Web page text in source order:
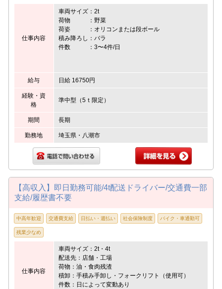
仕事内容
車両サイズ：2t
荷物 ：野菜
荷姿 ：オリコンまたは段ボール
積み降ろし：バラ
件数 ：3〜4件/日
給与 日給 16750円
経験・資
格
準中型（5ｔ限定）
期間 長期
勤務地 埼玉県・八潮市
【高収入】即日勤務可能/4t配送ドライバー/交通費一部
支給/履歴書不要
中高年歓迎 交通費支給 日払い・週払い 社会保険制度 バイク・車通勤可
残業少なめ
仕事内容
車両サイズ：2t・4t
配送先：店舗・工場
荷物：油・食肉残渣
積卸：手積み手卸し・フォークリフト（使用可）
件数：日によって変動あり